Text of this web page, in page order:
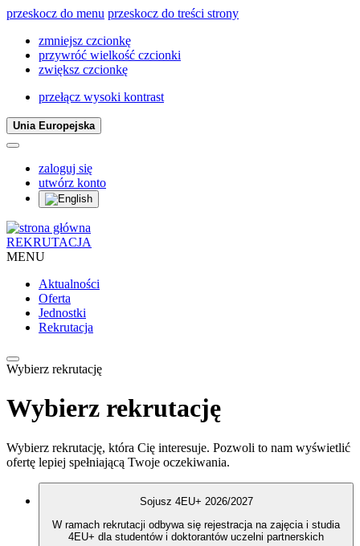
przeskocz do menu przeskocz do treści strony
zmniejsz czcionkę
przywróć wielkość czcionki
zwiększ czcionkę
przełącz wysoki kontrast
Unia Europejska
zaloguj się
utwórz konto
REKRUTACJA
MENU
Aktualności
Oferta
Jednostki
Rekrutacja
Wybierz rekrutację
Wybierz rekrutację
Wybierz rekrutację, która Cię interesuje. Pozwoli to nam wyświetlić
ofertę lepiej spełniającą Twoje oczekiwania.
Sojusz 4EU+ 2026/2027
W ramach rekrutacji odbywa się rejestracja na zajęcia i studia
4EU+ dla studentów i doktorantów uczelni partnerskich